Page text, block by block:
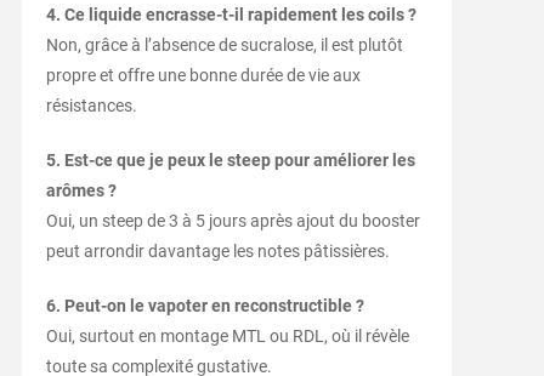
4. Ce liquide encrasse-t-il rapidement les coils ?
Non, grâce à l’absence de sucralose, il est plutôt
propre et offre une bonne durée de vie aux
résistances.
5. Est-ce que je peux le steep pour améliorer les
arômes ?
Oui, un steep de 3 à 5 jours après ajout du booster
peut arrondir davantage les notes pâtissières.
6. Peut-on le vapoter en reconstructible ?
Oui, surtout en montage MTL ou RDL, où il révèle
toute sa complexité gustative.